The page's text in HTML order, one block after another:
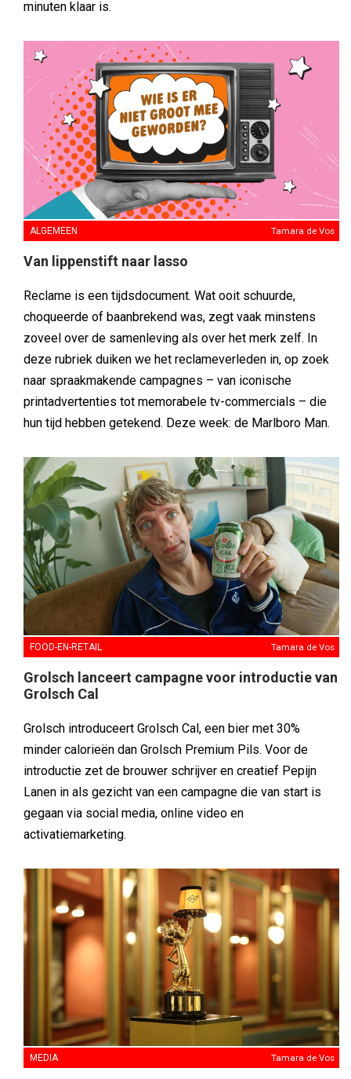
minuten klaar is.
ALGEMEEN Tamara de Vos
Van lippenstift naar lasso
Reclame is een tijdsdocument. Wat ooit schuurde,
choqueerde of baanbrekend was, zegt vaak minstens
zoveel over de samenleving als over het merk zelf. In
deze rubriek duiken we het reclameverleden in, op zoek
naar spraakmakende campagnes – van iconische
printadvertenties tot memorabele tv-commercials – die
hun tijd hebben getekend. Deze week: de Marlboro Man.
FOOD-EN-RETAIL Tamara de Vos
Grolsch lanceert campagne voor introductie van
Grolsch Cal
Grolsch introduceert Grolsch Cal, een bier met 30%
minder calorieën dan Grolsch Premium Pils. Voor de
introductie zet de brouwer schrijver en creatief Pepijn
Lanen in als gezicht van een campagne die van start is
gegaan via social media, online video en
activatiemarketing.
MEDIA Tamara de Vos